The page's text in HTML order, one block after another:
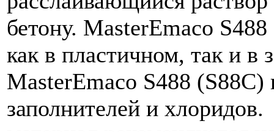
бетону. MasterEmaco
как в пластичном, так и в
MasterEmaco S488 (S88C)
заполнителей и